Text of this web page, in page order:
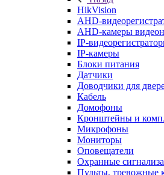
HikVision
AHD-
AHD-камеры
IP-
IP-камеры
Блоки питания
Датчики
Доводчики для
Кабель
Домофоны
Кронштейны и
Микрофоны
Мониторы
Оповещатели
Охранные
Пульты, тревожные